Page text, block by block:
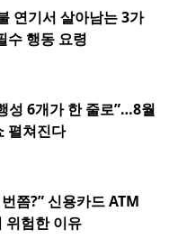
연기서 살아남는 3가
행동 요령
성 6개가 한 줄로”…8월
펼쳐진다
쯤?” 신용카드 ATM
위험한 이유